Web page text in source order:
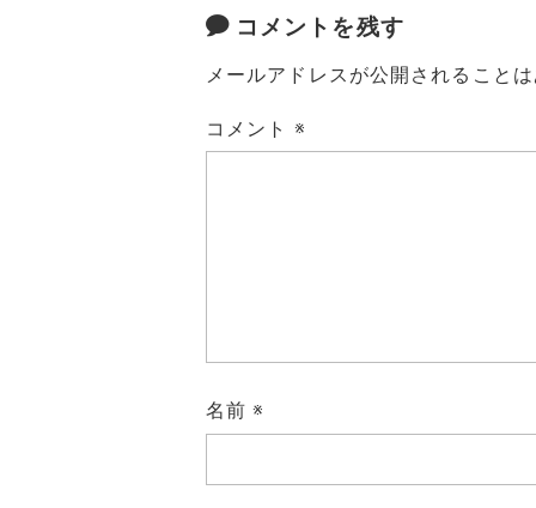
コメントを残す
メールアドレスが公開されることは
コメント ※
名前※